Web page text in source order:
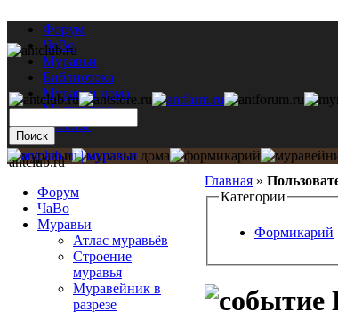
Форум
ЧаВо
Муравьи
Библиотека
Муравьи дома
Мастерская
Каталог
Главная »
Категории
Формикарий
antclub.ru
Форум
ЧаВо
Муравьи
Атлас муравьёв
Строение
муравья
Муравейник в
разрезе